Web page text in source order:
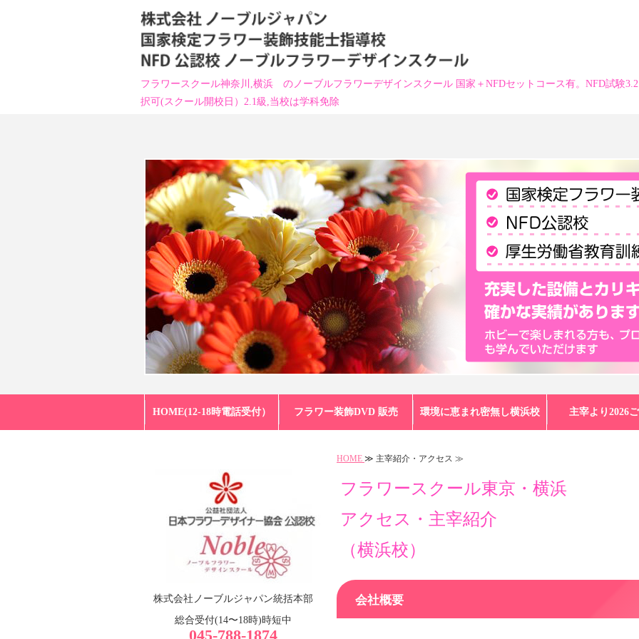
フラワースクール神奈川,横浜 のノーブルフラワーデザインスクール 国家＋NFDセットコース有。NFD試験
択可(スクール開校日）2.1級,当校は学科免除
HOME(12-18時電話受付） フラワー装飾DVD 販売 環境に恵まれ密無し横浜校 主宰より2026
HOME ≫ 主宰紹介・アクセス ≫
フラワースクール東京・横浜
アクセス・主宰紹介
（横浜校）
会社概要
NFD公認校
ノーブルフラワーデザイ
株式会社ノーブルジャパン統括本部
総合受付(14〜18時)時短中
045-788-1874